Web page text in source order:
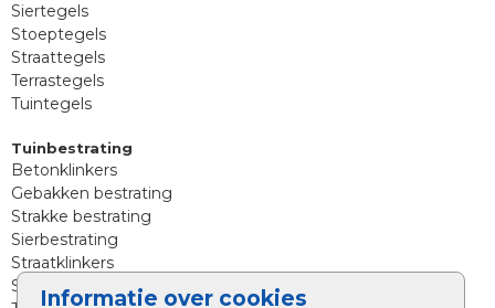
Informatie over cookies
Siertegels
Stoeptegels
Straattegels
Terrastegels
Tuintegels
Tuinbestrating
Betonklinkers
Gebakken bestrating
Strakke bestrating
Sierbestrating
Straatklinkers
Straatstenen